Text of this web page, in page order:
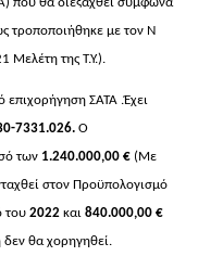
που θα διεξαχθεί σύμφωνα
τροποποιήθηκε με τον Ν
Μελέτη της Τ.Υ.).
επιχορήγηση ΣΑΤΑ .Έχει
7331.026. Ο
των 1.240.000,00 € (Με
στον Προϋπολογισμό
του2022 και840.000,00 €
θα χορηγηθεί.